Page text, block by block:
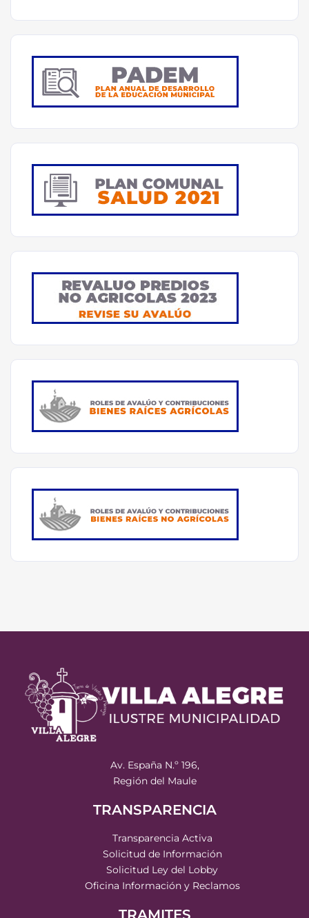
Av. España N.º 196,
Región del Maule
TRANSPARENCIA
Transparencia Activa
Solicitud de Información
Solicitud Ley del Lobby
Oficina Información y Reclamos